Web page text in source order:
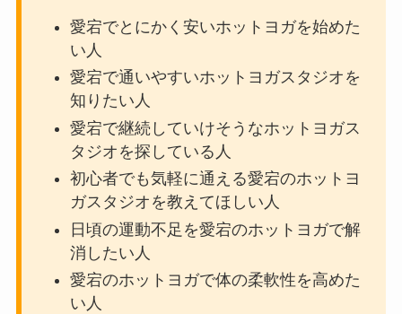
愛宕でとにかく安いホットヨガを始めた
い人
愛宕で通いやすいホットヨガスタジオを
知りたい人
愛宕で継続していけそうなホットヨガス
タジオを探している人
初心者でも気軽に通える愛宕のホットヨ
ガスタジオを教えてほしい人
日頃の運動不足を愛宕のホットヨガで解
消したい人
愛宕のホットヨガで体の柔軟性を高めた
い人